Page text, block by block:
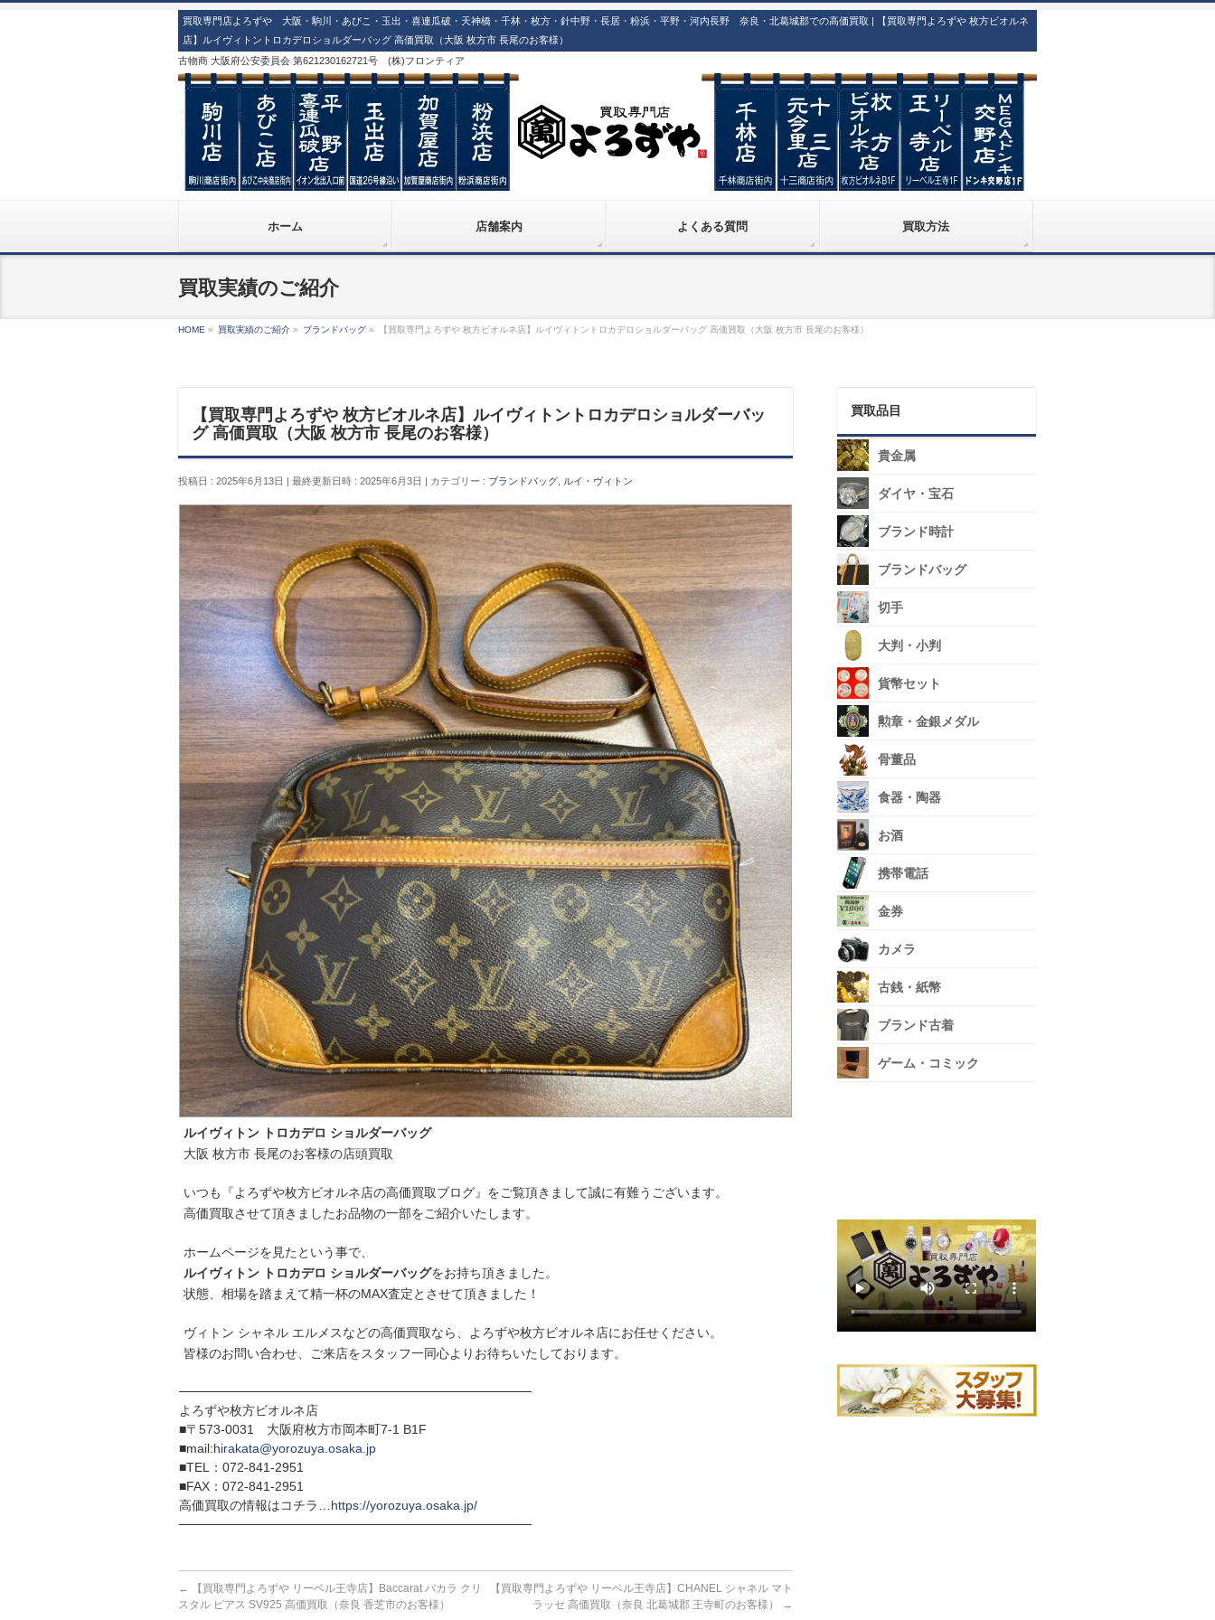
買取専門店よろずや 大阪・駒川・あびこ・玉出・喜連瓜破・天神橋・千林・枚方・針中野・長居・粉浜・平野・河内長野 奈良・北葛城郡での高価買取 | 【買取専門よろずや 枚方ビオルネ
店】ルイヴィトントロカデロショルダーバッグ 高価買取（大阪 枚方市 長尾のお客様）
古物商 大阪府公安委員会 第621230162721号 (株)フロンティア
ホーム 店舗案内 よくある質問 買取方法
買取実績のご紹介
HOME » 買取実績のご紹介 » ブランドバッグ » 【買取専門よろずや 枚方ビオルネ店】ルイヴィトントロカデロショルダーバッグ 高価買取（大阪 枚方市 長尾のお客様）
【買取専門よろずや 枚方ビオルネ店】ルイヴィトントロカデロショルダーバッ
グ 高価買取（大阪 枚方市 長尾のお客様）
投稿日 : 2025年6月13日 最終更新日時 : 2025年6月3日 カテゴリー : ブランドバッグ ルイ・ヴィトン
ルイヴィトン トロカデロ ショルダーバッグ
大阪 枚方市 長尾のお客様の店頭買取
いつも『よろずや枚方ビオルネ店の高価買取ブログ』をご覧頂きまして誠に有難うございます。
高価買取させて頂きましたお品物の一部をご紹介いたします。
ホームページを見たという事で、
ルイヴィトン トロカデロ ショルダーバッグをお持ち頂きました。
状態、相場を踏まえて精一杯のMAX査定とさせて頂きました！
ヴィトン シャネル エルメスなどの高価買取なら、よろずや枚方ビオルネ店にお任せください。
皆様のお問い合わせ、ご来店をスタッフ一同心よりお待ちいたしております。
───────────────────────────────────────
よろずや枚方ビオルネ店
■〒573-0031 大阪府枚方市岡本町7-1 B1F
■mail:hirakata@yorozuya.osaka.jp
■TEL：072-841-2951
■FAX：072-841-2951
高価買取の情報はコチラ… https://yorozuya.osaka.jp/
───────────────────────────────────────
←
【買取専門よろずや リーベル王寺店】Baccarat バカラ クリ
スタル ピアス SV925 高価買取（奈良 香芝市のお客様）
【買取専門よろずや リーベル王寺店】CHANEL シャネル マト
ラッセ 高価買取（奈良 北葛城郡 王寺町のお客様）
→
買取品目
貴金属
ダイヤ・宝石
ブランド時計
ブランドバッグ
切手
大判・小判
貨幣セット
勲章・金銀メダル
骨董品
食器・陶器
お酒
携帯電話
金券
カメラ
古銭・紙幣
ブランド古着
ゲーム・コミック